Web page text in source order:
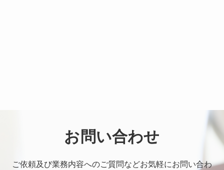
お問い合わせ
ご依頼及び業務内容へのご質問などお気軽にお問い合わ